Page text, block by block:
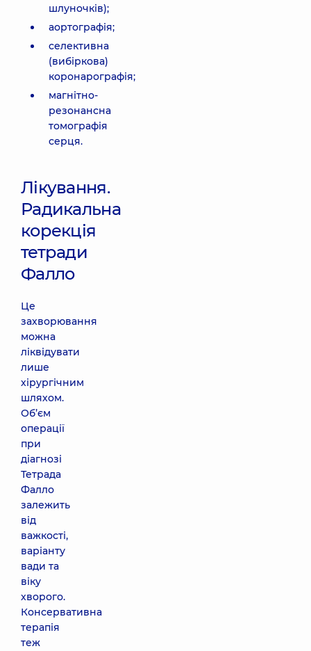
шлуночків);
аортографія;
селективна
(вибіркова)
коронарографія;
магнітно-
резонансна
томографія
серця.
Лікування.
Радикальна
корекція
тетради
Фалло
Це
захворювання
можна
ліквідувати
лише
хірургічним
шляхом.
Об’єм
операції
при
діагнозі
Тетрада
Фалло
залежить
від
важкості,
варіанту
вади та
віку
хворого.
Консервативна
терапія
теж